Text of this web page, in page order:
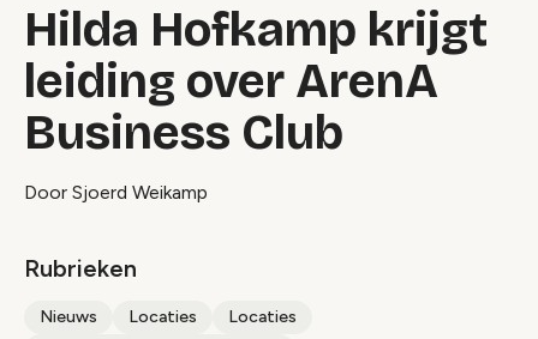
Hilda Hofkamp krijgt
leiding over ArenA
Business Club
Door Sjoerd Weikamp
Rubrieken
Nieuws Locaties
Locaties